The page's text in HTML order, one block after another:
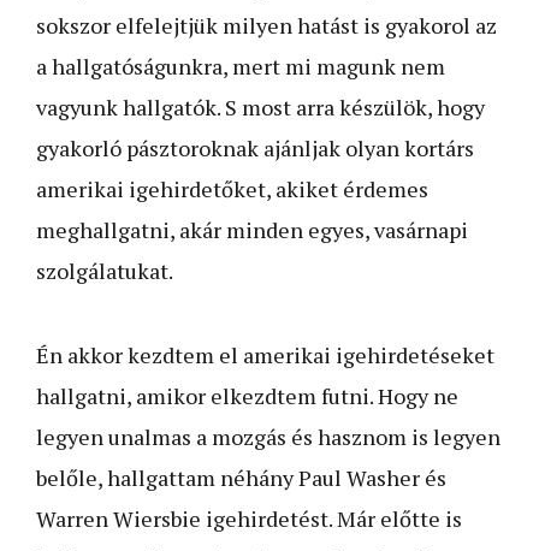
sokszor elfelejtjük milyen hatást is gyakorol az
a hallgatóságunkra, mert mi magunk nem
vagyunk hallgatók. S most arra készülök, hogy
gyakorló pásztoroknak ajánljak olyan kortárs
amerikai igehirdetőket, akiket érdemes
meghallgatni, akár minden egyes, vasárnapi
szolgálatukat.
Én akkor kezdtem el amerikai igehirdetéseket
hallgatni, amikor elkezdtem futni. Hogy ne
legyen unalmas a mozgás és hasznom is legyen
belőle, hallgattam néhány Paul Washer és
Warren Wiersbie igehirdetést. Már előtte is